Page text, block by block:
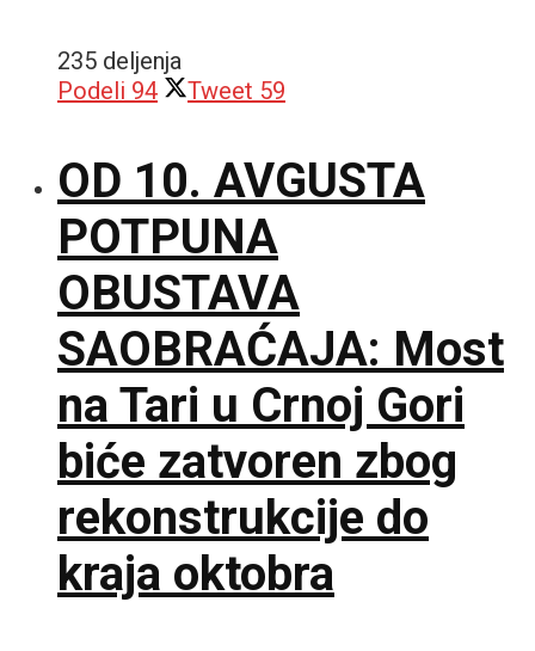
235 deljenja
Podeli 94 Tweet 59
OD 10. AVGUSTA
POTPUNA
OBUSTAVA
SAOBRAĆAJA: Most
na Tari u Crnoj Gori
biće zatvoren zbog
rekonstrukcije do
kraja oktobra